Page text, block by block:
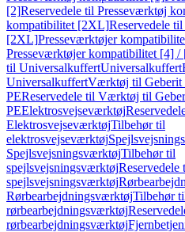
[2]Reservedele til Presseværktøj
kompatibilitet [2XL]Reservedele
[2XL]Presseværktøjer
Presseværktøjer kompatibilitet [4] /
til UniversalkuffertUniversalkuffert
UniversalkuffertVærktøj til Geberit
PEReservedele til Værktøj til
PEElektrosvejseværktøj
ElektrosvejseværktøjTilbehør til
elektrosvejseværktøj
SpejlsvejsningsværktøjTilbehør til
spejlsvejsningsværktøj
spejlsvejsningsværktøj
RørbearbejdningsværktøjTilbehør
rørbearbejdningsværktøj
rørbearbejdningsværktøj